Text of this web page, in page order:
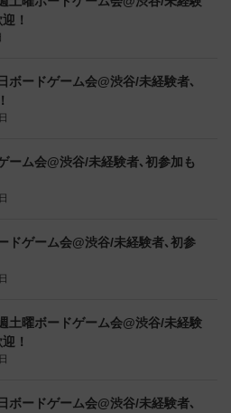
！
ボードゲーム会@渋谷/未経験者､
ーム会@渋谷/未経験者､初参加も
ドゲーム会@渋谷/未経験者､初参
土曜ボードゲーム会@渋谷/未経験
！
ボードゲーム会@渋谷/未経験者､